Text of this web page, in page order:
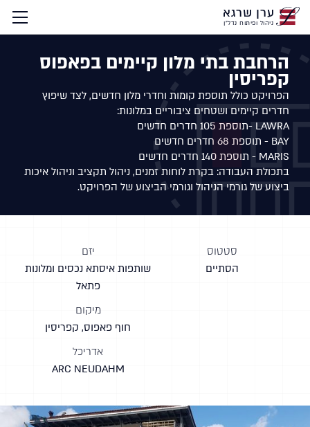
ערן שרגא
ניהול ופיתוח נדל"ן
הרחבת בתי מלון קיימים בפאפוס
קפריסין
ביצוע של גורמי הניהול וגורמי הביצוע של הפרויקט.
יזם
שותפות איסתא נכסים ומלונות
פתאל
מיקום
חוף פאפוס, קפריסין
אדריכל
ARC NEUDAHM
סטטוס
הסתיים